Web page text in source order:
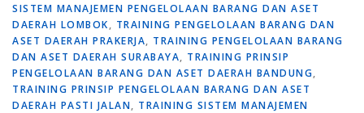
SISTEM MANAJEMEN PENGELOLAAN BARANG DAN ASET
DAERAH LOMBOK, TRAINING PENGELOLAAN BARANG DAN
ASET DAERAH PRAKERJA, TRAINING PENGELOLAAN BARANG
DAN ASET DAERAH SURABAYA, TRAINING PRINSIP
PENGELOLAAN BARANG DAN ASET DAERAH BANDUNG,
TRAINING PRINSIP PENGELOLAAN BARANG DAN ASET
DAERAH PASTI JALAN, TRAINING SISTEM MANAJEMEN